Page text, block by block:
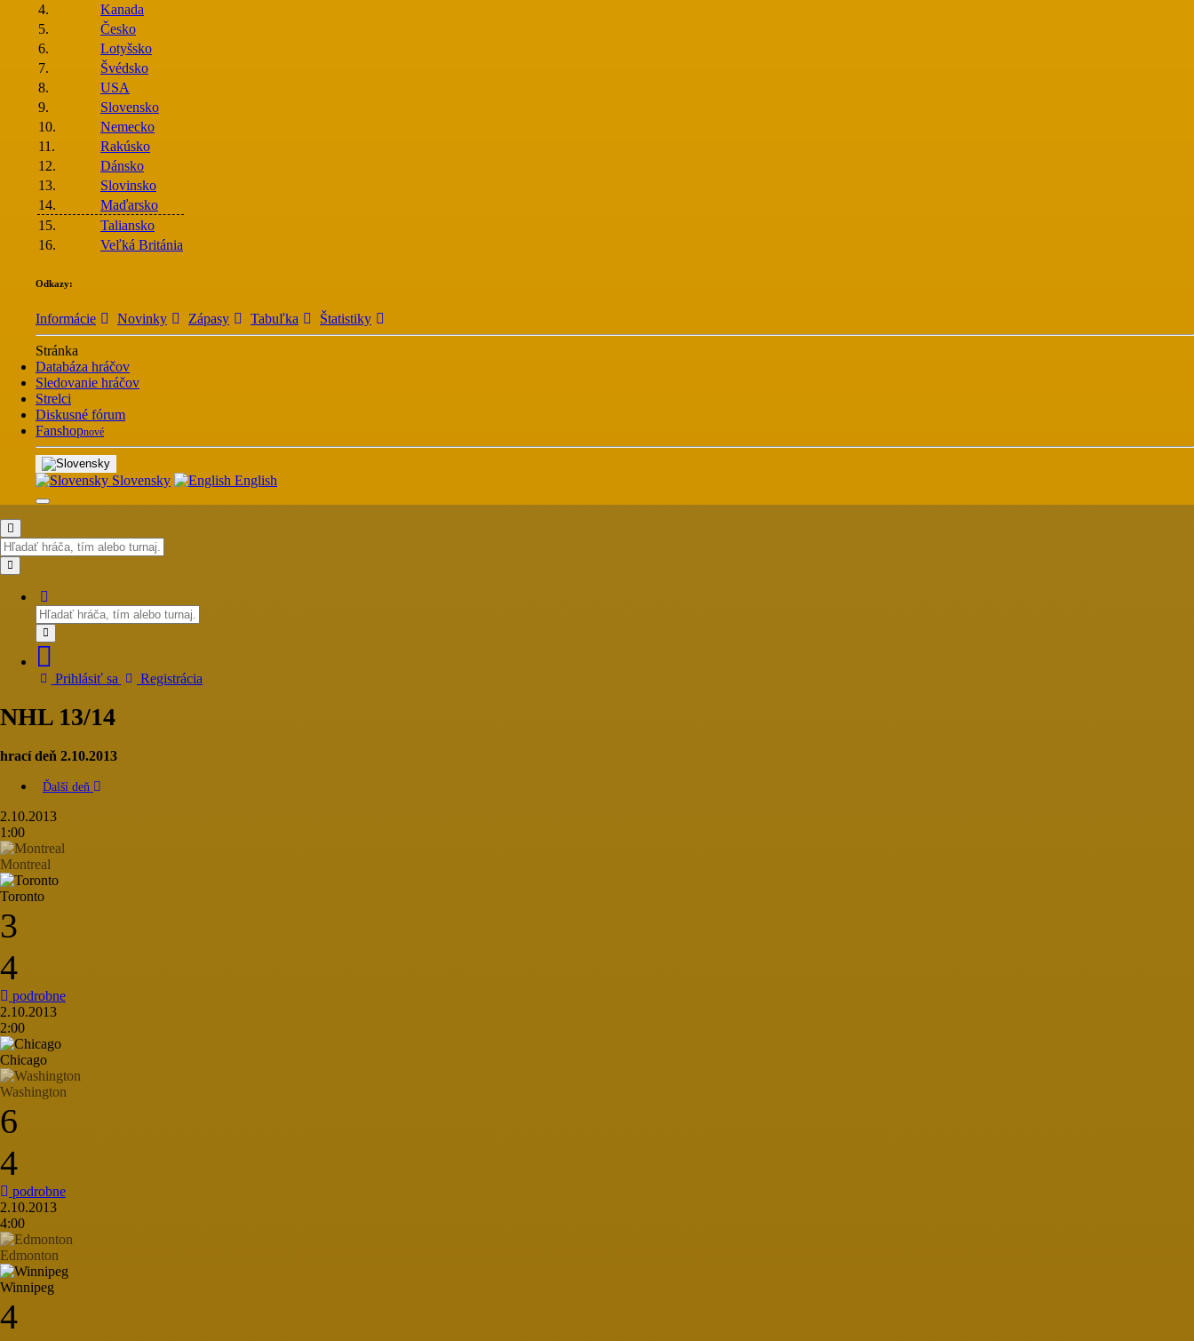
4.
Kanada
5.
Česko
6.
Lotyšsko
7.
Švédsko
8.
USA
9.
Slovensko
10.
Nemecko
11.
Rakúsko
12.
Dánsko
13.
Slovinsko
14.
Maďarsko
15.
Taliansko
16.
Veľká Británia
Odkazy:
Informácie Novinky Zápasy Tabuľka Štatistiky
Stránka
Databáza hráčov
Sledovanie hráčov
Strelci
Diskusné fórum
Fanshopnové
Slovensky English
Prihlásiť sa Registrácia
NHL 13/14
hrací deň 2.10.2013
Ďalší deň
2.10.2013
1:00
Montreal
Toronto
3
4
podrobne
2.10.2013
2:00
Chicago
Washington
6
4
podrobne
2.10.2013
4:00
Edmonton
Winnipeg
4